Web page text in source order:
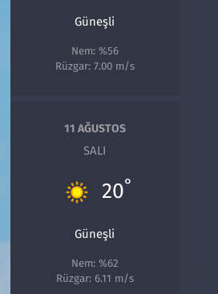
Güneşli
Nem: %56
Rüzgar: 7.00 m/s
11 AĞUSTOS
SALI
20°
Güneşli
Nem: %62
Rüzgar: 6.11 m/s